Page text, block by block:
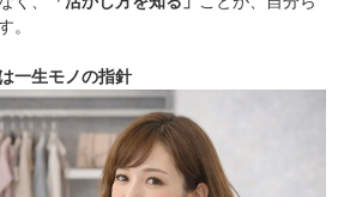
。
一生モノの指針